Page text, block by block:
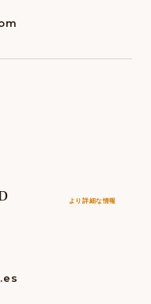
より詳細な情報